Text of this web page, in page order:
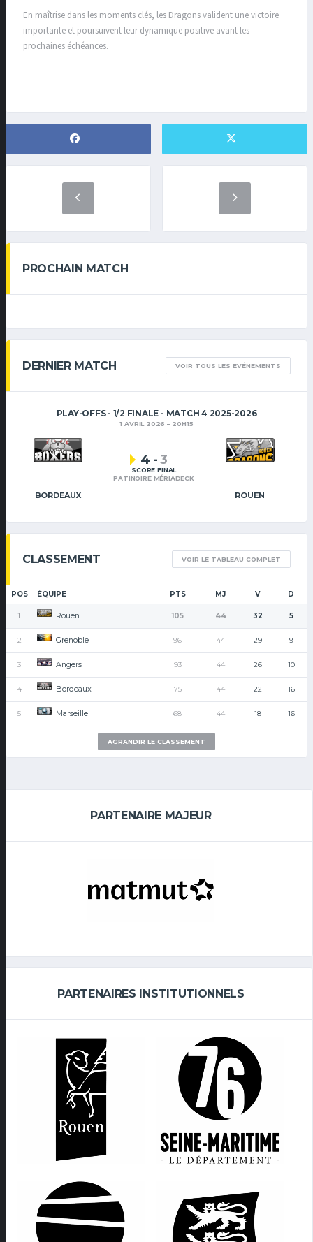
En maîtrise dans les moments clés, les Dragons valident une victoire
importante et poursuivent leur dynamique positive avant les
prochaines échéances.
PROCHAIN MATCH
DERNIER MATCH VOIR TOUS LES EVÉNEMENTS
PLAY-OFFS - 1/2 FINALE - MATCH 4 2025-2026
1 AVRIL 2026 20H15
BORDEAUX ROUEN
4 -3
SCORE FINAL
PATINOIRE MÉRIADECK
CLASSEMENT VOIR LE TABLEAU COMPLET
POS ÉQUIPE PTS MJ V D
1 Rouen 105 44 32 5
2 Grenoble 96 44 29 9
3 Angers 93 44 26 10
4 Bordeaux 75 44 22 16
5 Marseille 68 44 18 16
AGRANDIR LE CLASSEMENT
PARTENAIRE MAJEUR
PARTENAIRES INSTITUTIONNELS